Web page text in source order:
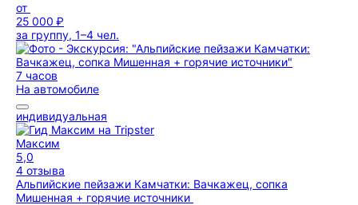
от
25 000 ₽
за группу, 1–4 чел.
7 часов
На автомобиле
индивидуальная
Максим
5,0
4 отзыва
Альпийские пейзажи Камчатки: Вачкажец, сопка
Мишенная + горячие источники